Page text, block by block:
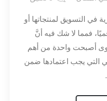
في التسويق لمنتجاتها أو
فمما لا شك فيه أنَّ
أصبحت واحدة من أهم
التي يجب اعتمادها ضمن